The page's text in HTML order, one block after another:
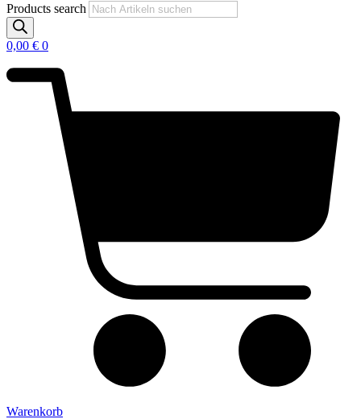
Products search
0,00 € 0
Warenkorb